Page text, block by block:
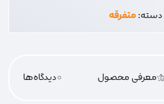
دسته:متفرقه
معرفی محصول 0دیدگاه‌‌ها